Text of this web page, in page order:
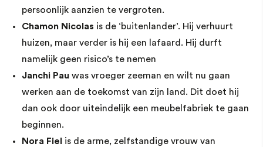
persoonlijk aanzien te vergroten.
Chamon Nicolas is de ‘buitenlander’. Hij verhuurt
huizen, maar verder is hij een lafaard. Hij durft
namelijk geen risico’s te nemen
Janchi Pau was vroeger zeeman en wilt nu gaan
werken aan de toekomst van zijn land. Dit doet hij
dan ook door uiteindelijk een meubelfabriek te gaan
beginnen.
Nora Fiel
is de arme, zelfstandige vrouw van